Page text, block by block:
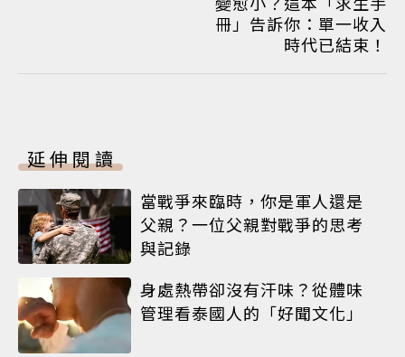
冊」告訴你：單一收入
時代已結束！
延伸閱讀
當戰爭來臨時，你是軍人還是
父親？一位父親對戰爭的思考
與記錄
身處熱帶卻沒有汗味？從體味
管理看泰國人的「好聞文化」